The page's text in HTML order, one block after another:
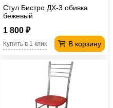
Стул Бистро ДХ-3 обивка
бежевый
1 800 ₽
В корзину
Купить в 1 клик